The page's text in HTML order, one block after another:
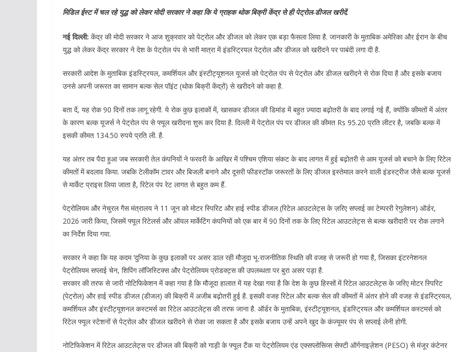
मिडिल ईस्ट में चल रहे युद्ध को लेकर मोदी सरकार ने कहा कि ये ग्राहक थोक बिक्री केंद्र से ही पेट्रोल-डीजल खरीदें.
नई दिल्ली: केंद्र की मोदी सरकार ने आज शुक्रवार को पेट्रोल और डीजल को लेकर एक बड़ा फैसला लिया है. जानकारी के मुताबिक अमेरिका और ईरान के बीच
युद्ध को लेकर केंद्र सरकार ने देश के पेट्रोल पंप से भारी मात्रा में इंडस्ट्रियल पेट्रोल और डीजल को खरीदने पर पाबंदी लगा दी है.
सरकारी आदेश के मुताबिक इंडस्ट्रियल, कमर्शियल और इंस्टीट्यूशनल यूजर्स को पेट्रोल पंप से पेट्रोल और डीजल खरीदने से रोक दिया है और इसके बजाय
उनसे अपनी जरूरत का सामान बल्क सेल पॉइंट (थोक बिक्री केंद्रों) से खरीदने को कहा है.
बता दें, यह रोक 90 दिनों तक लागू रहेगी. ये रोक कुछ इलाकों में, खासकर डीजल की डिमांड में बहुत ज़्यादा बढ़ोतरी के बाद लगाई गई हैं, क्योंकि कीमतों में अंतर
के कारण बल्क यूजर्स ने पेट्रोल पंप से फ्यूल खरीदना शुरू कर दिया है. दिल्ली में पेट्रोल पंप पर डीजल की कीमत Rs 95.20 प्रति लीटर है, जबकि बल्क में
इसकी कीमत 134.50 रुपये प्रति ली. है.
यह अंतर तब पैदा हुआ जब सरकारी तेल कंपनियों ने फरवरी के आखिर में पश्चिम एशिया संकट के बाद लागत में हुई बढ़ोतरी से आम यूजर्स को बचाने के लिए रिटेल
कीमतों में बदलाव किया. जबकि टेलीकॉम टावर और बिजली बनाने और दूसरी फीडस्टॉक जरूरतों के लिए डीजल इस्तेमाल करने वाली इंडस्ट्रीज जैसे बल्क यूजर्स
से मार्केट प्राइस लिया जाता है, रिटेल पंप रेट लागत से बहुत कम हैं.
पेट्रोलियम और नेचुरल गैस मंत्रालय ने 11 जून को मोटर स्पिरिट और हाई स्पीड डीजल (रिटेल आउटलेट्स के ज़रिए सप्लाई का टेम्पररी रेगुलेशन) ऑर्डर,
2026 जारी किया, जिसमें फ्यूल रिटेलर्स और ऑयल मार्केटिंग कंपनियों को एक बार में 90 दिनों तक के लिए रिटेल आउटलेट्स से बल्क खरीदारी पर रोक लगाने
का निर्देश दिया गया.
सरकार ने कहा कि यह कदम ‘दुनिया के कुछ इलाकों पर असर डाल रही मौजूदा भू-राजनीतिक स्थिति की वजह से जरूरी हो गया है, जिसका इंटरनेशनल
पेट्रोलियम सप्लाई चेन, शिपिंग लॉजिस्टिक्स और पेट्रोलियम प्रोडक्ट्स की उपलब्धता पर बुरा असर पड़ा है.
सरकार की तरफ से जारी नोटिफिकेशन में कहा गया है कि मौजूदा हालात में यह देखा गया है कि देश के कुछ हिस्सों में रिटेल आउटलेट्स के जरिए मोटर स्पिरिट
(पेट्रोल) और हाई स्पीड डीजल (डीजल) की बिक्री में अजीब बढ़ोतरी हुई है. इसकी वजह रिटेल और बल्क सेल की कीमतों में अंतर होने की वजह से इंडस्ट्रियल,
कमर्शियल और इंस्टीट्यूशनल कस्टमर्स का रिटेल आउटलेट्स की तरफ जाना है. ऑर्डर के मुताबिक, इंस्टीट्यूशनल, इंडस्ट्रियल और कमर्शियल कस्टमर्स को
रिटेल फ्यूल स्टेशनों से पेट्रोल और डीजल खरीदने से रोका जा सकता है और इसके बजाय उन्हें अपने खुद के कंज्यूमर पंप से सप्लाई लेनी होगी.
नोटिफिकेशन में रिटेल आउटलेट्स पर डीजल की बिक्री को गाड़ी के फ्यूल टैंक या पेट्रोलियम एंड एक्सप्लोसिव्स सेफ्टी ऑर्गनाइज़ेशन (PESO) से मंजूर कंटेनर